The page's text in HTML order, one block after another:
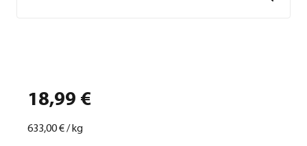
18,99 €
633,00 €/ kg